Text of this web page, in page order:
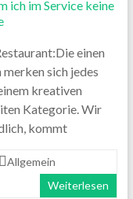
einen
sich jedes
kreativen
Kategorie. Wir
kommt
Allgemein
Weiterlesen